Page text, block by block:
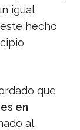
igual
hecho
que
en
al